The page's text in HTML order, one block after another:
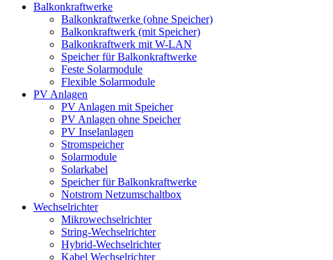
Balkonkraftwerke
Balkonkraftwerke (ohne Speicher)
Balkonkraftwerk (mit Speicher)
Balkonkraftwerk mit W-LAN
Speicher für Balkonkraftwerke
Feste Solarmodule
Flexible Solarmodule
PV Anlagen
PV Anlagen mit Speicher
PV Anlagen ohne Speicher
PV Inselanlagen
Stromspeicher
Solarmodule
Solarkabel
Speicher für Balkonkraftwerke
Notstrom Netzumschaltbox
Wechselrichter
Mikrowechselrichter
String-Wechselrichter
Hybrid-Wechselrichter
Kabel Wechselrichter